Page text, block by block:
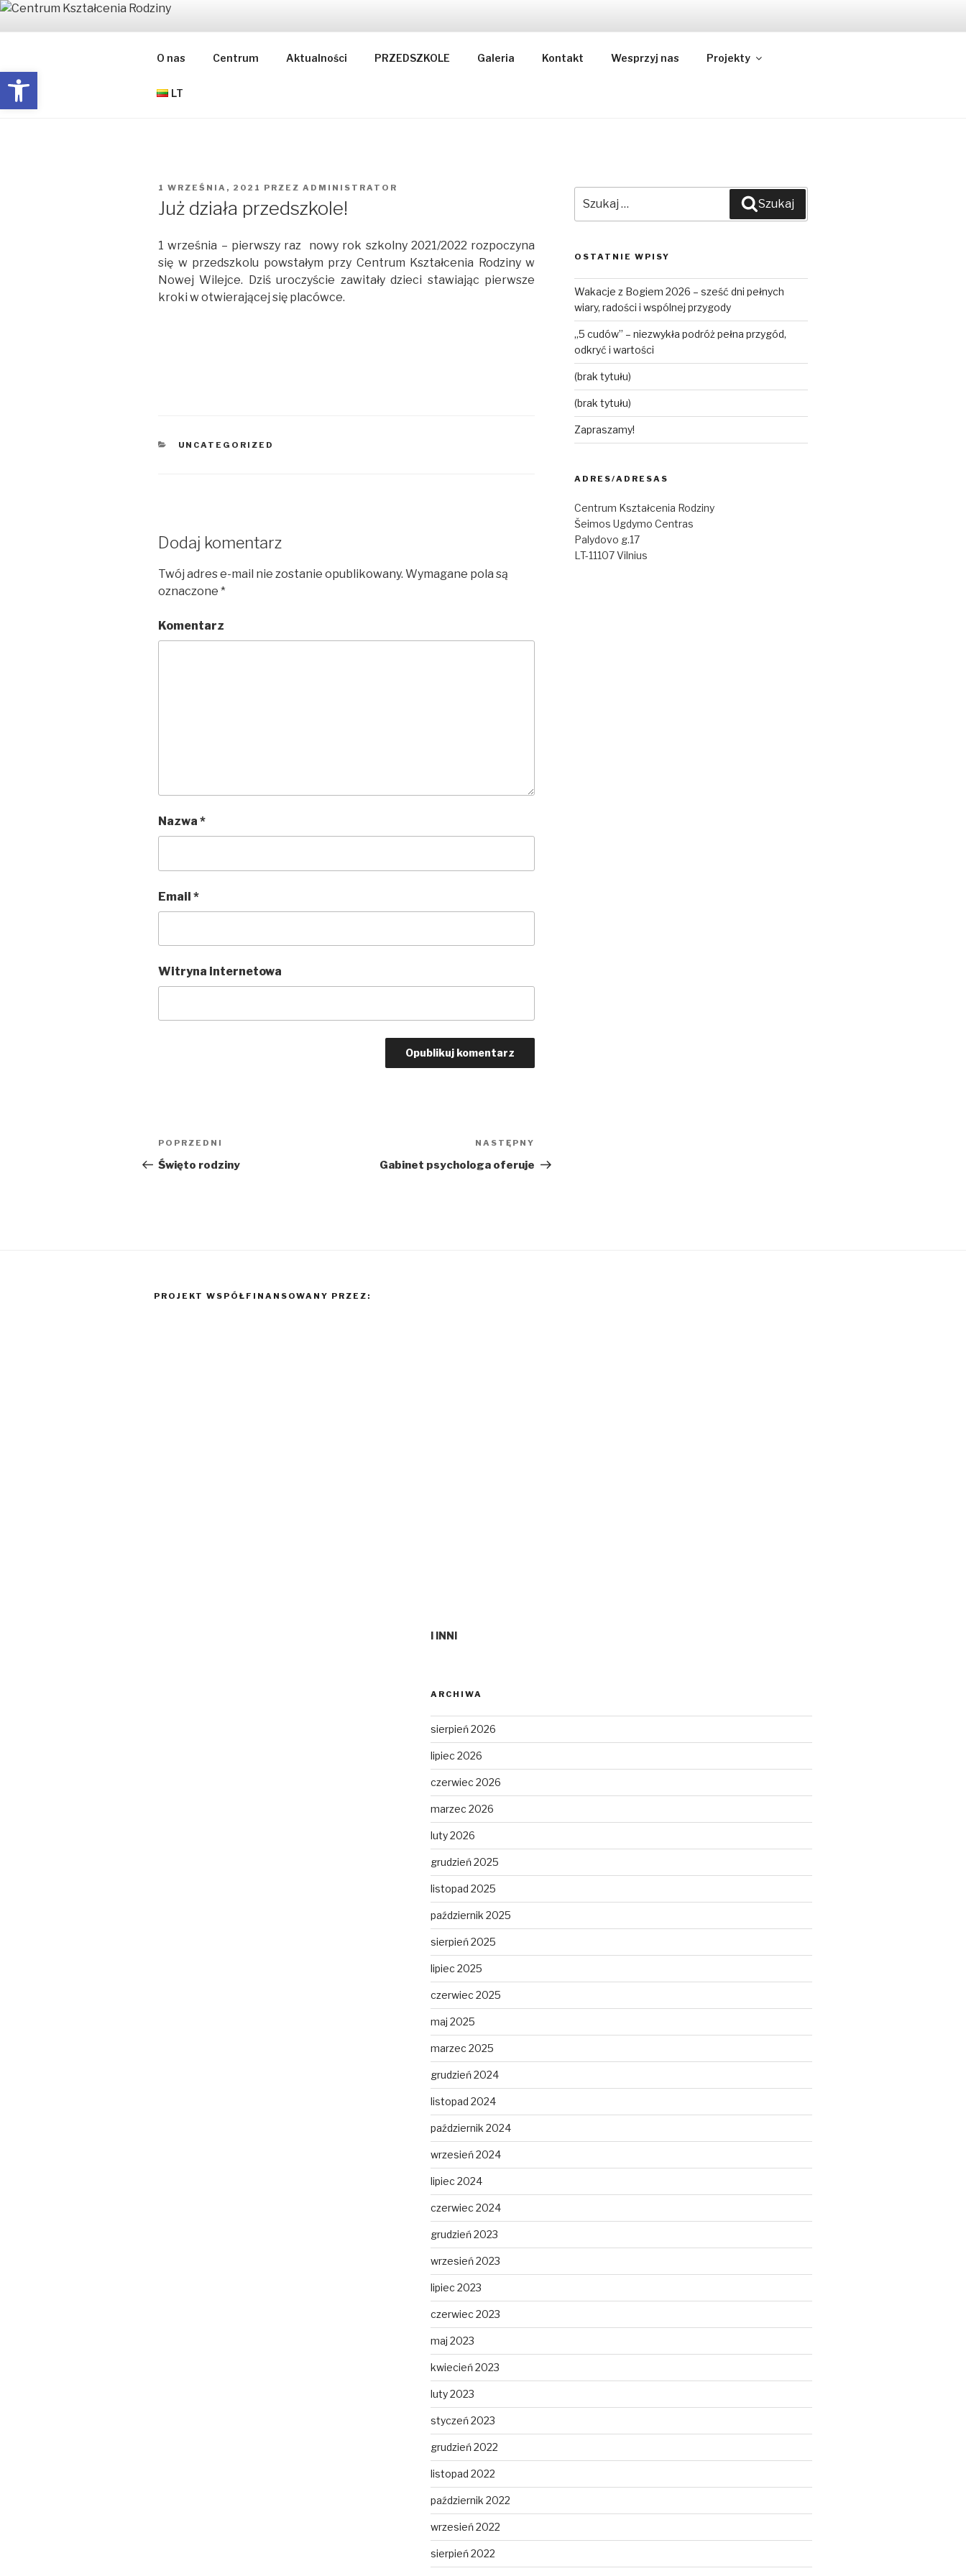
Open toolbar
Przejdź
CENTRUM KSZTAŁCENIA RODZINY
O nas Centrum Aktualności PRZEDSZKOLE Galeria Kontakt Wesprzyj nas Projekty
LT
OPUBLIKOWANE
W
1 WRZEŚNIA, 2021 PRZEZ ADMINISTRATOR
Już działa przedszkole!
1 września – pierwszy raz nowy rok szkolny 2021/2022 rozpoczyna
się w przedszkolu powstałym przy Centrum Kształcenia Rodziny w
Nowej Wilejce. Dziś uroczyście zawitały dzieci stawiając pierwsze
kroki w otwierającej się placówce.
KATEGORIE
UNCATEGORIZED
Dodaj komentarz
Twój adres e-mail nie zostanie opublikowany. Wymagane pola są
oznaczone *
Komentarz
Nazwa *
Email *
Witryna internetowa
Nawigacja
wpisu
Poprzedni
wpis
POPRZEDNI
Święto rodziny
wpis
NASTĘPNY
Gabinet psychologa oferuje
Szukaj
OSTATNIE WPISY
Wakacje z Bogiem 2026 – sześć dni pełnych
wiary, radości i wspólnej przygody
„5 cudów” – niezwykła podróż pełna przygód,
odkryć i wartości
(brak tytułu)
(brak tytułu)
Zapraszamy!
ADRES/ADRESAS
Centrum Kształcenia Rodziny
Šeimos Ugdymo Centras
Palydovo g.17
LT-11107 Vilnius
PROJEKT WSPÓŁFINANSOWANY PRZEZ:
I INNI
ARCHIWA
sierpień 2026
lipiec 2026
czerwiec 2026
marzec 2026
luty 2026
grudzień 2025
listopad 2025
październik 2025
sierpień 2025
lipiec 2025
czerwiec 2025
maj 2025
marzec 2025
grudzień 2024
listopad 2024
październik 2024
wrzesień 2024
lipiec 2024
czerwiec 2024
grudzień 2023
wrzesień 2023
lipiec 2023
czerwiec 2023
maj 2023
kwiecień 2023
luty 2023
styczeń 2023
grudzień 2022
listopad 2022
październik 2022
wrzesień 2022
sierpień 2022